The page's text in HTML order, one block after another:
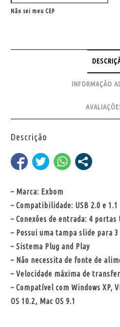
Não sei meu CEP
INFORMAÇÃO
Descrição
– Marca: Exbom
– Compatibilidade: USB 2.0 e 1.1
– Conexões de entrada: 4 portas
– Possui uma tampa slide para
– Sistema Plug and Play
– Não necessita de fonte de
– Velocidade máxima de
– Compatível com Windows XP,
OS 10.2, Mac OS 9.1